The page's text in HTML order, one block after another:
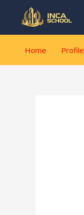
Home Profile
navigation